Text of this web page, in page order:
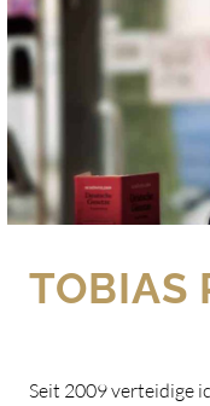
TOBIAS
Seit 2009 verteidige